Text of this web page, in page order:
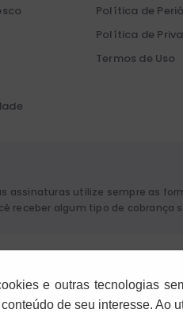
Política de
Política de
Termos de Uso
assinaturas utilize sempre as
receber algum tipo de
e outras tecnologias
de seu interesse. Ao